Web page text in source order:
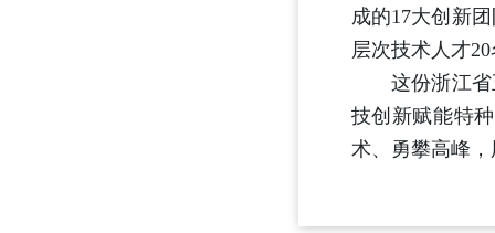
成的17大创新
层次技术人才
这份浙江省五
技创新赋能特
术、勇攀高峰